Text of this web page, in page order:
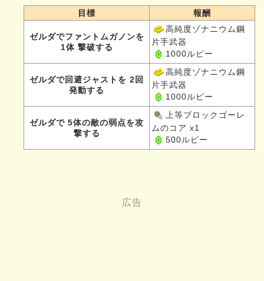
目標 報酬
ゼルダでファントムガノンを
1体 撃破する
高純度ゾナニウム鋼
片手武器
1000ルピー
ゼルダで回避ジャストを 2回
発動する
高純度ゾナニウム鋼
片手武器
1000ルピー
ゼルダで 5体の敵の弱点を攻
撃する
上等ブロックゴーレ
ムのコア x1
500ルピー